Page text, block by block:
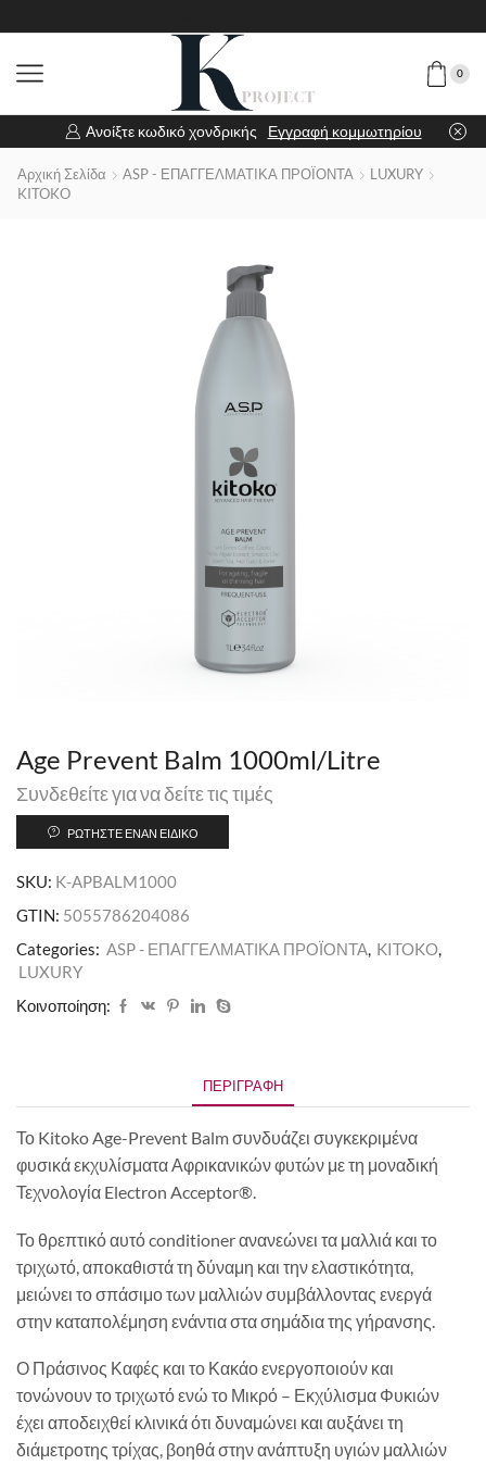
0
Ανοίξτε κωδικό χονδρικής Εγγραφή κομμωτηρίου
Αρχική Σελίδα ASP - ΕΠΑΓΓΕΛΜΑΤΙΚΑ ΠΡΟΪΟΝΤΑ
LUXURY
KITOKO
Age Prevent Balm 1000ml/Litre
Συνδεθείτε για να δείτε τις τιμές
ΡΩΤΉΣΤΕ ΈΝΑΝ ΕΙΔΙΚΌ
SKU: K-APBALM1000
GTIN: 5055786204086
Categories: ASP - ΕΠΑΓΓΕΛΜΑΤΙΚΑ ΠΡΟΪΟΝΤΑ, KITOKO,
LUXURY
Κοινοποίηση:
ΠΕΡΙΓΡΑΦΉ
Το Kitoko Age-Prevent Balm συνδυάζει συγκεκριμένα
φυσικά εκχυλίσματα Αφρικανικών φυτών με τη μοναδική
Τεχνολογία Electron Acceptor®.
Το θρεπτικό αυτό conditioner ανανεώνει τα μαλλιά και το
τριχωτό, αποκαθιστά τη δύναμη και την ελαστικότητα,
μειώνει το σπάσιμο των μαλλιών συμβάλλοντας ενεργά
στην καταπολέμηση ενάντια στα σημάδια της γήρανσης.
Ο Πράσινος Καφές και το Κακάο ενεργοποιούν και
τονώνουν το τριχωτό ενώ το Μικρό – Εκχύλισμα Φυκιών
έχει αποδειχθεί κλινικά ότι δυναμώνει και αυξάνει τη
διάμετροτης τρίχας, βοηθά στην ανάπτυξη υγιών μαλλιών